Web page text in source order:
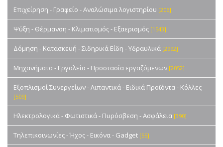
Επιχείρηση - Γραφείο - Αναλώσιμα λογιστηρίου [206]
Ψύξη - Θέρμανση - Κλιματισμός - Εξαερισμός [1543]
Δόμηση - Κατασκευή - Σιδηρικά Είδη - Υδραυλικά [2992]
Μηχανήματα - Εργαλεία - Προστασία εργαζόμενων [2052]
Εξοπλισμοί Συνεργείων - Λιπαντικά - Ειδικά Προϊόντα - Κόλλες
[509]
Ηλεκτρολογικά - Φωτιστικά - Πυρόσβεση - Ασφάλεια [390]
Τηλεπικοινωνίες - Ήχος - Εικόνα - Gadget [55]